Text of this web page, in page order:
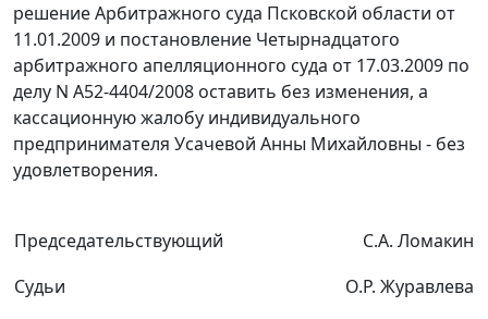
решение Арбитражного суда Псковской области от
11.01.2009 и постановление Четырнадцатого
арбитражного апелляционного суда от 17.03.2009 по
делу N А52-4404/2008 оставить без изменения, а
кассационную жалобу индивидуального
предпринимателя Усачевой Анны Михайловны - без
удовлетворения.
Председательствующий
С.А. Ломакин
Судьи
О.Р. Журавлева